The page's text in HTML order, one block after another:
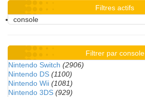
Filtres actifs
console
Filtrer par console
Nintendo Switch (2906)
Nintendo DS (1100)
Nintendo Wii (1081)
Nintendo 3DS (929)